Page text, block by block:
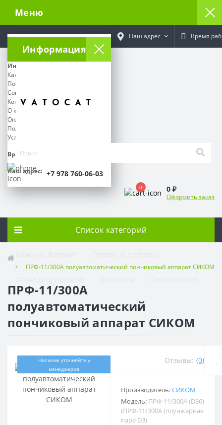
Меню
Информация
Информация
Как отследить посылку
Поставщикам
Социальный контракт
Контакты
О команде Ватокат
Оплата и Доставка
Политика Безопасности
Условия соглашения
Время работы:
Наш адрес:
Наш адрес Время
+7 978 760-06-03
0 0 ₽
Оформить заказ
Список категорий
ПРФ-11/300А полуавтоматический пончиковый аппарат СИКОМ
ПРФ-11/300А
полуавтоматический
пончиковый аппарат СИКОМ
Наличие уточняйте у
менеджеров
Отзывы: (0)
Производитель:СИКОМ
Модель: ПРФ-11/300А (D36)
(ПРФ-11/300А (плунжерная
пара D3)